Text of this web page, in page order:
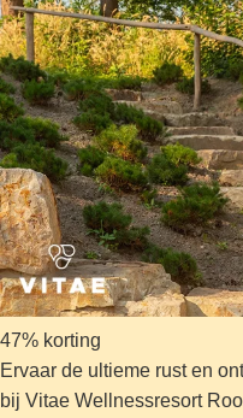
47% korting
Ervaar de ultieme rust en
bij Vitae Wellnessresort